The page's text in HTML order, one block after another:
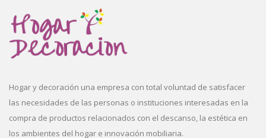
Hogar y decoración una empresa con total voluntad de satisfacer
las necesidades de las personas o instituciones interesadas en la
compra de productos relacionados con el descanso, la estética en
los ambientes del hogar e innovación mobiliaria.